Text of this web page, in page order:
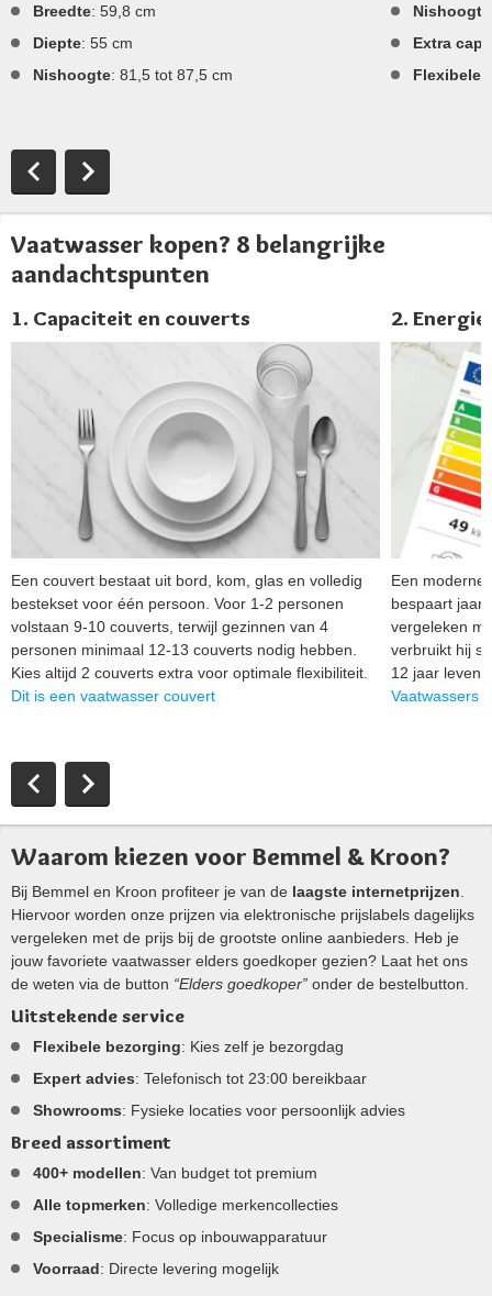
Breedte: 59,8 cm
Diepte: 55 cm
Nishoogte: 81,5 tot 87,5 cm
Nishoogte
Extra
Flexibele
Vaatwasser kopen? 8 belangrijke
aandachtspunten
1. Capaciteit en couverts
Een couvert bestaat uit bord, kom, glas en volledig
bestekset voor één persoon. Voor 1-2 personen
volstaan 9-10 couverts, terwijl gezinnen van 4
personen minimaal 12-13 couverts nodig hebben.
Kies altijd 2 couverts extra voor optimale flexibiliteit.
Dit is een vaatwasser couvert
2.
Een moderne
bespaart
vergeleken
verbruikt hij
12 jaar
Vaatwassers
Waarom kiezen voor Bemmel & Kroon?
Bij Bemmel en Kroon profiteer je van de laagste internetprijzen
Hiervoor worden onze prijzen via elektronische prijslabels dagelijks
vergeleken met de prijs bij de grootste online aanbieders. Heb je
jouw favoriete vaatwasser elders goedkoper gezien? Laat het ons
de weten via de button “Elders goedkoper” onder de bestelbutton.
Uitstekende service
Flexibele bezorging: Kies zelf je bezorgdag
Expert advies: Telefonisch tot 23:00 bereikbaar
Showrooms: Fysieke locaties voor persoonlijk advies
Breed assortiment
400+ modellen: Van budget tot premium
Alle topmerken: Volledige merkencollecties
Specialisme: Focus op inbouwapparatuur
Voorraad: Directe levering mogelijk